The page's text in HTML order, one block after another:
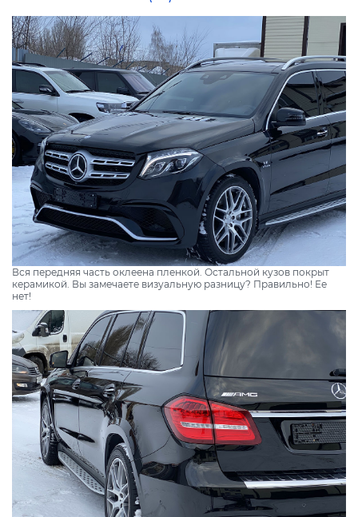
Вся передняя часть оклеена пленкой. Остальной кузов покрыт
керамикой. Вы замечаете визуальную разницу? Правильно! Ее
нет!